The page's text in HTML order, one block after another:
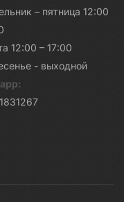
– пятница 12:00
12:00 – 17:00
- выходной